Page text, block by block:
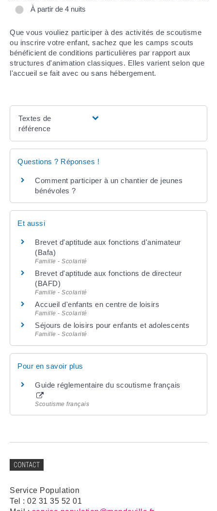
À partir de 4 nuits
Que vous vouliez participer à des activités de scoutisme
ou inscrire votre enfant, sachez que les camps scouts
bénéficient de conditions particulières par rapport aux
structures d'animation classiques. Elles varient selon que
l'accueil se fait avec ou sans hébergement.
Textes de
référence
Questions ? Réponses !
Comment participer à un chantier de jeunes
bénévoles ?
Et aussi
Brevet d'aptitude aux fonctions d'animateur
(Bafa)
Famille - Scolarité
Brevet d'aptitude aux fonctions de directeur
(BAFD)
Famille - Scolarité
Accueil d'enfants en centre de loisirs
Famille - Scolarité
Séjours de loisirs pour enfants et adolescents
Famille - Scolarité
Pour en savoir plus
Guide réglementaire du scoutisme français
Scoutisme français
CONTACT
Service Population
Tel : 02 31 35 52 01